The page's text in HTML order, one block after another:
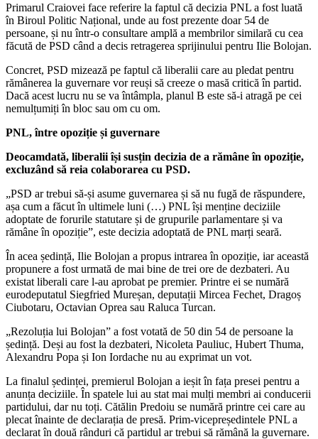
Primarul Craiovei face referire la faptul că decizia PNL a fost luată
în Biroul Politic Național, unde au fost prezente doar 54 de
persoane, și nu într-o consultare amplă a membrilor similară cu cea
făcută de PSD când a decis retragerea sprijinului pentru Ilie Bolojan.
Concret, PSD mizează pe faptul că liberalii care au pledat pentru
rămânerea la guvernare vor reuși să creeze o masă critică în partid.
Dacă acest lucru nu se va întâmpla, planul B este să-i atragă pe cei
nemulțumiți în bloc sau om cu om.
PNL, între opoziție și guvernare
Deocamdată, liberalii își susțin decizia de a rămâne în opoziție,
excluzând să reia colaborarea cu PSD.
„PSD ar trebui să-și asume guvernarea și să nu fugă de răspundere,
așa cum a făcut în ultimele luni (…) PNL își menține deciziile
adoptate de forurile statutare și de grupurile parlamentare și va
rămâne în opoziție”, este decizia adoptată de PNL marți seară.
În acea ședință, Ilie Bolojan a propus intrarea în opoziție, iar această
propunere a fost urmată de mai bine de trei ore de dezbateri. Au
existat liberali care l-au aprobat pe premier. Printre ei se numără
eurodeputatul Siegfried Mureșan, deputații Mircea Fechet, Dragoș
Ciubotaru, Octavian Oprea sau Raluca Turcan.
„Rezoluția lui Bolojan” a fost votată de 50 din 54 de persoane la
ședință. Deși au fost la dezbateri, Nicoleta Pauliuc, Hubert Thuma,
Alexandru Popa și Ion Iordache nu au exprimat un vot.
La finalul ședinței, premierul Bolojan a ieșit în fața presei pentru a
anunța deciziile. În spatele lui au stat mai mulți membri ai conducerii
partidului, dar nu toți. Cătălin Predoiu se numără printre cei care au
plecat înainte de declarația de presă. Prim-vicepreședintele PNL a
declarat în două rânduri că partidul ar trebui să rămână la guvernare.